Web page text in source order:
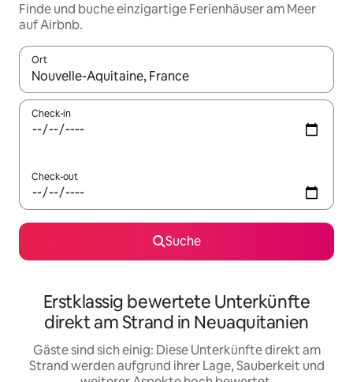
Finde und buche einzigartige Ferienhäuser am Meer
auf Airbnb.
Ort
Wenn Ergebnisse verfügbar sind, navigiere mit den
Check-in
Check-out
Suche
Erstklassig bewertete Unterkünfte
direkt am Strand in Neuaquitanien
Gäste sind sich einig: Diese Unterkünfte direkt am
Strand werden aufgrund ihrer Lage, Sauberkeit und